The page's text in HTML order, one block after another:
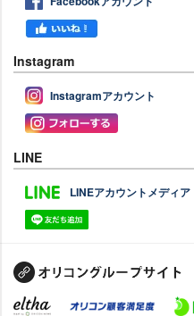
Instagram
Instagramアカウント
LINE
LINEアカウントメディア